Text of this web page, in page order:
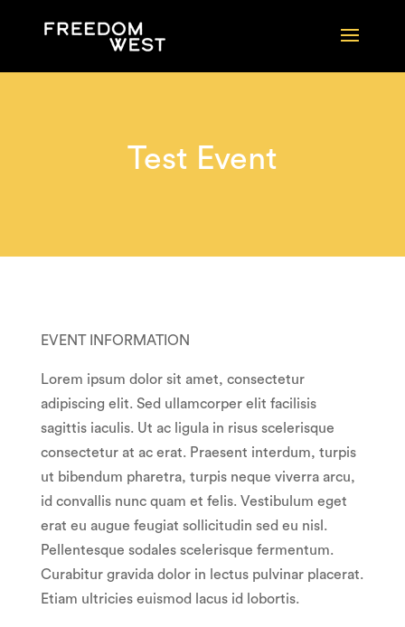
Test Event
EVENT INFORMATION
Lorem ipsum dolor sit amet, consectetur
adipiscing elit. Sed ullamcorper elit facilisis
sagittis iaculis. Ut ac ligula in risus scelerisque
consectetur at ac erat. Praesent interdum, turpis
ut bibendum pharetra, turpis neque viverra arcu,
id convallis nunc quam et felis. Vestibulum eget
erat eu augue feugiat sollicitudin sed eu nisl.
Pellentesque sodales scelerisque fermentum.
Curabitur gravida dolor in lectus pulvinar placerat.
Etiam ultricies euismod lacus id lobortis.